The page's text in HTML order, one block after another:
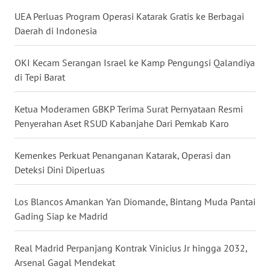
UEA Perluas Program Operasi Katarak Gratis ke Berbagai
Daerah di Indonesia
OKI Kecam Serangan Israel ke Kamp Pengungsi Qalandiya
di Tepi Barat
Ketua Moderamen GBKP Terima Surat Pernyataan Resmi
Penyerahan Aset RSUD Kabanjahe Dari Pemkab Karo
Kemenkes Perkuat Penanganan Katarak, Operasi dan
Deteksi Dini Diperluas
Los Blancos Amankan Yan Diomande, Bintang Muda Pantai
Gading Siap ke Madrid
Real Madrid Perpanjang Kontrak Vinicius Jr hingga 2032,
Arsenal Gagal Mendekat
WN
WN
TAPANULI
SELATAN
WN
TANJUNG
LESUNG
WN
KARO
SIMALUNGUN